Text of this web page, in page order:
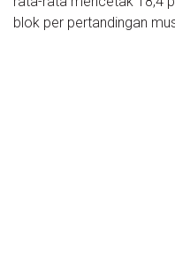
blok per pertandingan